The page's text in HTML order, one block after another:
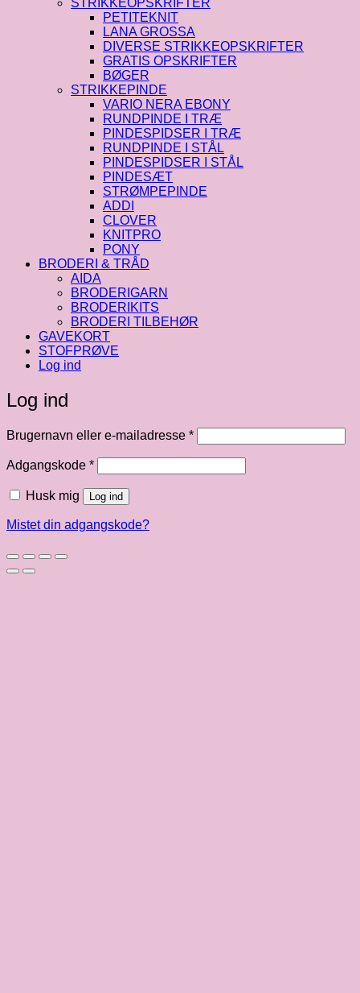
STRIKKEOPSKRIFTER
PETITEKNIT
LANA GROSSA
DIVERSE STRIKKEOPSKRIFTER
GRATIS OPSKRIFTER
BØGER
STRIKKEPINDE
VARIO NERA EBONY
RUNDPINDE I TRÆ
PINDESPIDSER I TRÆ
RUNDPINDE I STÅL
PINDESPIDSER I STÅL
PINDESÆT
STRØMPEPINDE
ADDI
CLOVER
KNITPRO
PONY
BRODERI & TRÅD
AIDA
BRODERIGARN
BRODERIKITS
BRODERI TILBEHØR
GAVEKORT
STOFPRØVE
Log ind
Log ind
Brugernavn eller e-mailadresse *Påkrævet
Adgangskode *Påkrævet
Husk mig Log ind
Mistet din adgangskode?